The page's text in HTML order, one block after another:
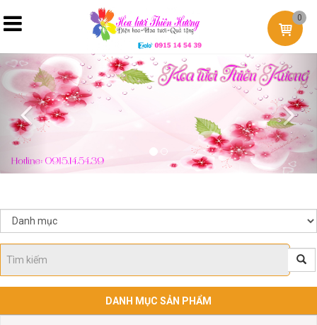
0
Previous
DANH MỤC SẢN PHẨM